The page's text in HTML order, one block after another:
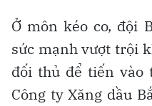
Ở môn kéo co, đội
sức mạnh vượt trội
đối thủ để tiến vào
Công ty Xăng dầu